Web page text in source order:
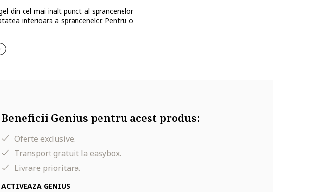
din cel mai inalt punct al sprancenelor
interioara a sprancenelor. Pentru o
Beneficii Genius pentru acest produs:
Oferte exclusive.
Transport gratuit la easybox.
Livrare prioritara.
ACTIVEAZA GENIUS